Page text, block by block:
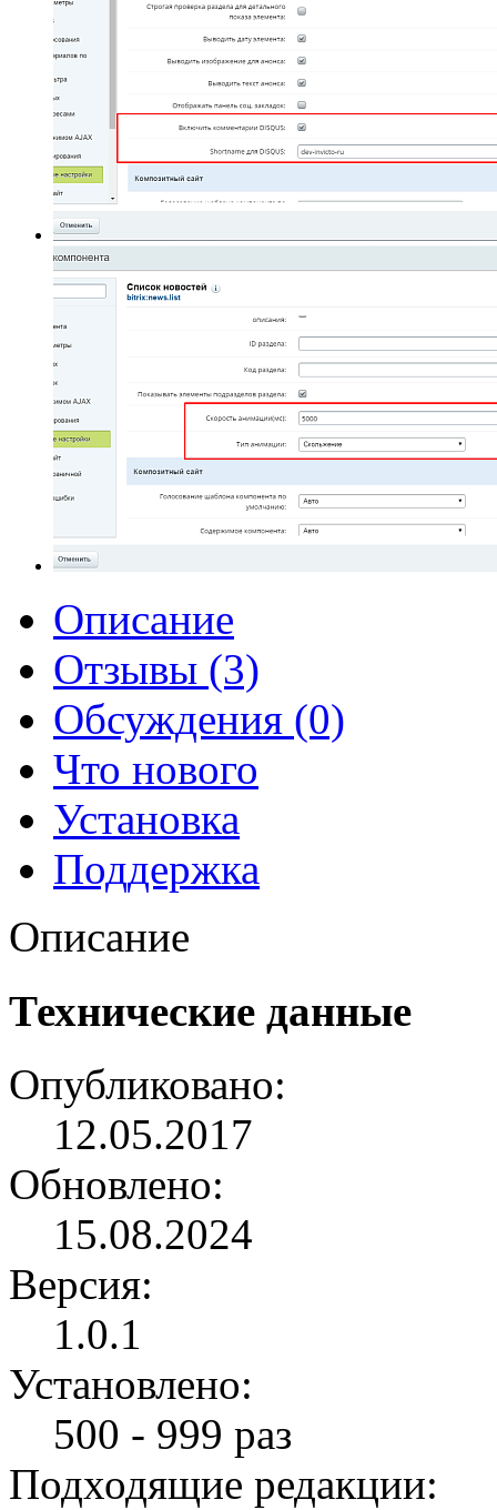
Описание
Отзывы (3)
Обсуждения (0)
Что нового
Установка
Поддержка
Описание
Технические данные
Опубликовано:
12.05.2017
Обновлено:
15.08.2024
Версия:
1.0.1
Установлено:
500 - 999 раз
Подходящие редакции: